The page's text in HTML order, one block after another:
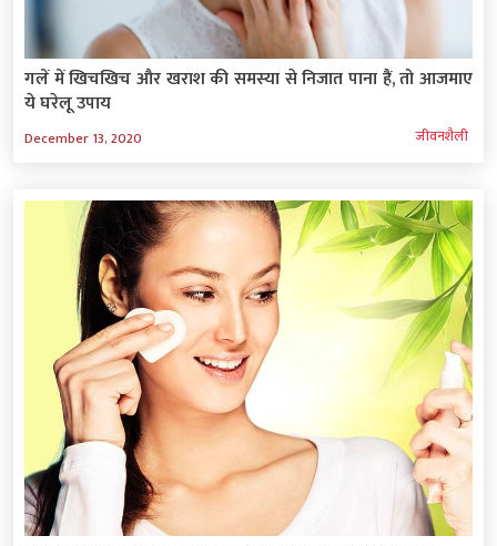
गलें में खिचखिच और खराश की समस्‍या से निजात पाना हैं, तो आजमाए
ये घरेलू उपाय
December 13, 2020 जीवनशैली